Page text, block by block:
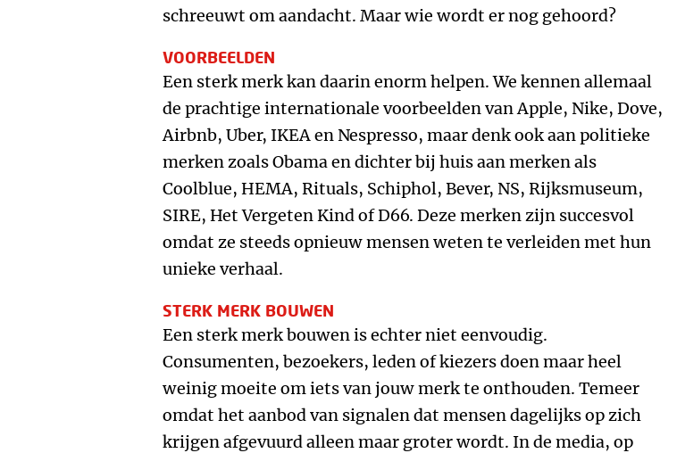
schreeuwt om aandacht. Maar wie wordt er nog gehoord?
VOORBEELDEN
Een sterk merk kan daarin enorm helpen. We kennen allemaal
de prachtige internationale voorbeelden van Apple, Nike, Dove,
Airbnb, Uber, IKEA en Nespresso, maar denk ook aan politieke
merken zoals Obama en dichter bij huis aan merken als
Coolblue, HEMA, Rituals, Schiphol, Bever, NS, Rijksmuseum,
SIRE, Het Vergeten Kind of D66. Deze merken zijn succesvol
omdat ze steeds opnieuw mensen weten te verleiden met hun
unieke verhaal.
STERK MERK BOUWEN
Een sterk merk bouwen is echter niet eenvoudig.
Consumenten, bezoekers, leden of kiezers doen maar heel
weinig moeite om iets van jouw merk te onthouden. Temeer
omdat het aanbod van signalen dat mensen dagelijks op zich
krijgen afgevuurd alleen maar groter wordt. In de media, op